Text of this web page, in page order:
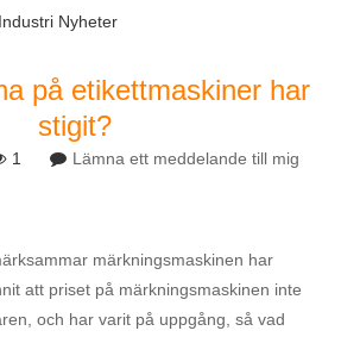
Industri Nyheter
på etikettmaskiner har
stigit?
1 Lämna ett meddelande till mig
märkningsmaskinen har
att priset på märkningsmaskinen inte
och har varit på uppgång, så vad